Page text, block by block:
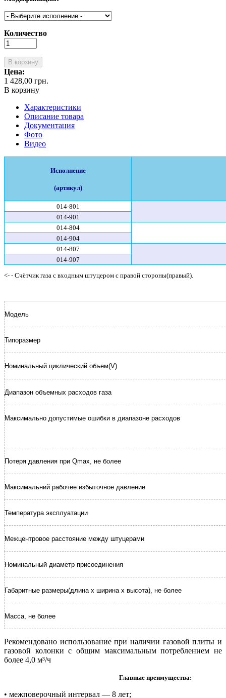
Количество
В корзину
Цена:
1 428,00 грн.
В корзину
Характеристики
Описание товара
Документация
Фото
Видео
Исполнение
(артикул)
014-801
014-901
014-804
014-904
014-807
014-907
<- - Счётчик газа с входным штуцером с правой стороны(правый).
Модель
Типоразмер
Номинальный циклический объем(V)
Диапазон объемных расходов газа
Максимально допустимые ошибки в диапазоне расходов
Потеря давления при Qmax, не более
Максимальний рабочее избыточное давление
Температура эксплуатации
Межцентровое расстояние между штуцерами
Номинальный диаметр присоединения
Габаритные размеры(длина х ширина х высота), не более
Масса, не более
Рекомендовано использование при наличии газовой плиты и
газовой колонки с общим максимальным потреблением не
более 4,0 м³/ч
Главные преимущества:
• межповерочный интервал — 8 лет;